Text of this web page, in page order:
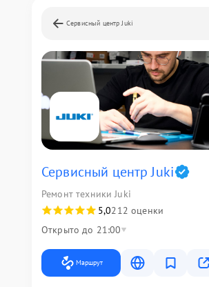
Сервисный центр Juki
Сервисный центр Juki
Ремонт техники Juki
5,0212 оценки
Открыто до 21:00
Маршрут